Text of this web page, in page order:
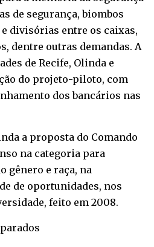
de segurança, biombos
divisórias entre os caixas,
dentre outras demandas. A
de Recife, Olinda e
do projeto-piloto, com
dos bancários nas
a proposta do Comando
na categoria para
gênero e raça, na
de oportunidades, nos
feito em 2008.